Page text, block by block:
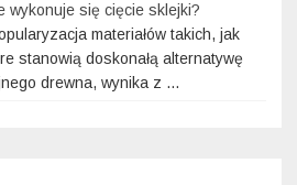
wykonuje się cięcie sklejki?
materiałów takich, jak
stanowią doskonałą alternatywę
drewna, wynika z …